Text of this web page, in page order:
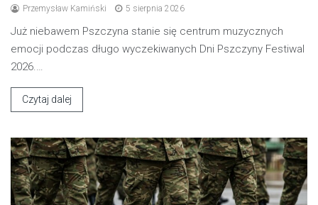
Przemysław Kamiński 5 sierpnia 2026
Już niebawem Pszczyna stanie się centrum muzycznych
emocji podczas długo wyczekiwanych Dni Pszczyny Festiwal
2026.…
Czytaj dalej